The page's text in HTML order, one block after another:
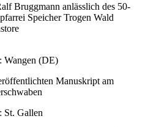
Bruggmann anlässlich des 50-
Speicher Trogen Wald
Wangen (DE)
Manuskript am
St. Gallen